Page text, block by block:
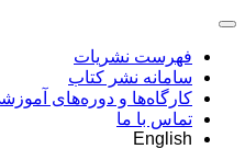
فهرست نشریات
سامانه نشر کتاب
کارگاه‌ها و دوره‌های
تماس با ما
English